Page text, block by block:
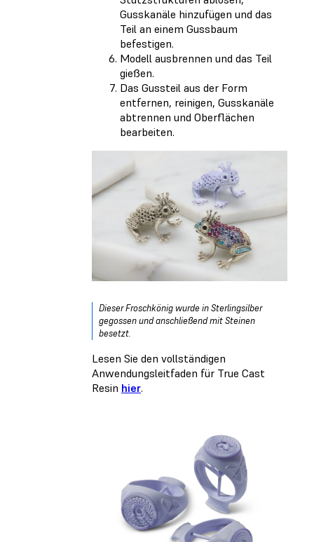
Gusskanäle hinzufügen und das
Teil an einem Gussbaum
befestigen.
Modell ausbrennen und das Teil
gießen.
Das Gussteil aus der Form
entfernen, reinigen, Gusskanäle
abtrennen und Oberflächen
bearbeiten.
Dieser Froschkönig wurde in Sterlingsilber
gegossen und anschließend mit Steinen
besetzt.
Lesen Sie den vollständigen
Anwendungsleitfaden für True Cast
Resin hier.